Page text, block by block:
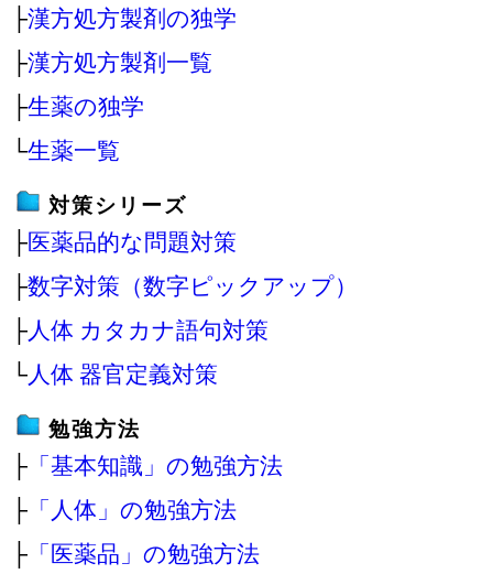
├漢方処方製剤の独学
├漢方処方製剤一覧
├生薬の独学
└生薬一覧
対策シリーズ
├医薬品的な問題対策
├数字対策（数字ピックアップ）
├人体 カタカナ語句対策
└人体 器官定義対策
勉強方法
├ 「基本知識」の勉強方法
├ 「人体」の勉強方法
├ 「医薬品」の勉強方法